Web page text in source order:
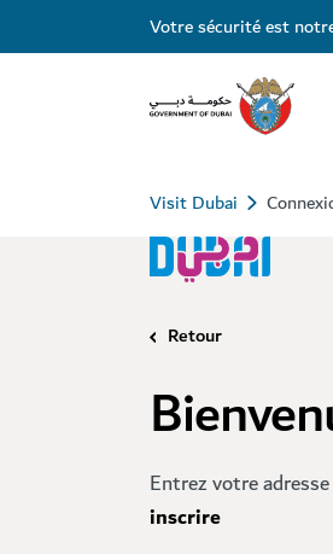
Votre sécurité est
Visit Dubai
Retour
Entrez votre
inscrire